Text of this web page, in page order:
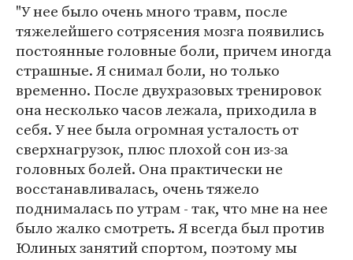
"У нее было очень много травм, после
тяжелейшего сотрясения мозга появились
постоянные головные боли, причем иногда
страшные. Я снимал боли, но только
временно. После двухразовых тренировок
она несколько часов лежала, приходила в
себя. У нее была огромная усталость от
сверхнагрузок, плюс плохой сон из-за
головных болей. Она практически не
восстанавливалась, очень тяжело
поднималась по утрам - так, что мне на нее
было жалко смотреть. Я всегда был против
Юлиных занятий спортом, поэтому мы